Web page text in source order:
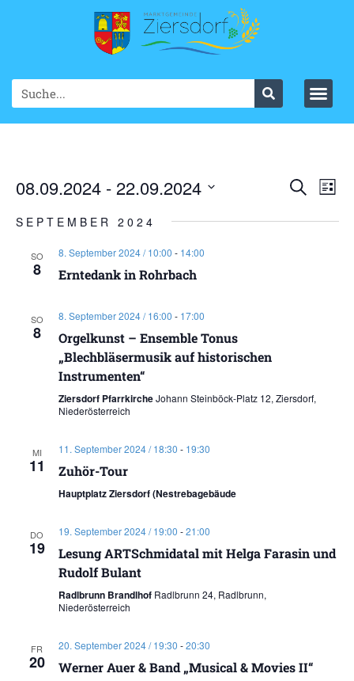
SucheList
08.09.2024 - 22.09.2024
wählen.
SEPTEMBER 2024
SO
8
8. September 2024 / 10:00 - 14:00
Erntedank in Rohrbach
SO
8
8. September 2024 / 16:00 - 17:00
Orgelkunst – Ensemble Tonus
„Blechbläsermusik auf historischen
Instrumenten“
Ziersdorf PfarrkircheJohann Steinböck-Platz 12, Ziersdorf,
Niederösterreich
MI
11
11. September 2024 / 18:30 - 19:30
Zuhör-Tour
Hauptplatz Ziersdorf (Nestrebagebäude
DO
19
19. September 2024 / 19:00 -21:00
Lesung ARTSchmidatal mit Helga Farasin und
Rudolf Bulant
Radlbrunn Brandlhof Radlbrunn 24, Radlbrunn,
Niederösterreich
FR
20
20. September 2024 / 19:30 -20:30
Werner Auer & Band „Musical & Movies II“